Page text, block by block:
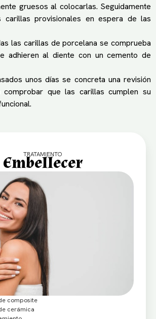
gruesos al colocarlas. Seguidamente
carillas provisionales en espera de las
las carillas de porcelana se comprueba
adhieren al diente con un cemento de
unos días se concreta una revisión
comprobar que las carillas cumplen su
TRATAMIENTO
Embellecer
composite
cerámica